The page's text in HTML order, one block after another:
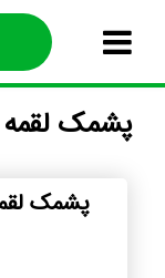
پشمک لقمه
پشمک